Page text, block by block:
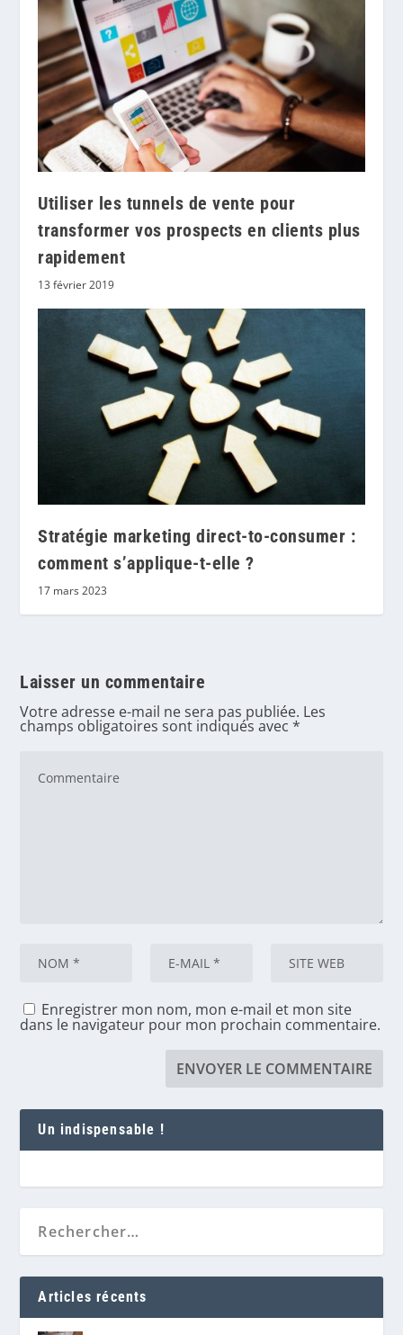
Utiliser les tunnels de vente pour
transformer vos prospects en clients plus
rapidement
13 février 2019
Stratégie marketing direct-to-consumer :
comment s’applique-t-elle ?
17 mars 2023
Laisser un commentaire
Votre adresse e-mail ne sera pas publiée. Les
champs obligatoires sont indiqués avec*
Enregistrer mon nom, mon e-mail et mon site
dans le navigateur pour mon prochain commentaire.
Un indispensable !
Articles récents